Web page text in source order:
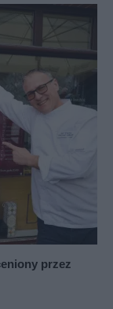
przez